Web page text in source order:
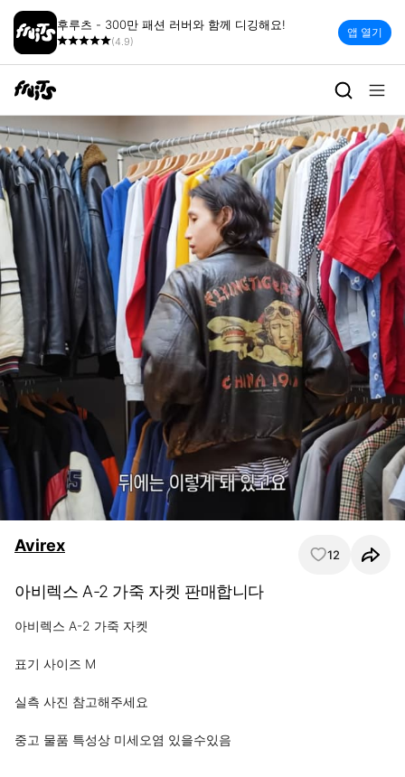
후루츠 - 300만 패션 러버와 함께 디깅해요!
(4.9)
앱 열기
Avirex 12
아비렉스 A-2 가죽 자켓 판매합니다
아비렉스 A-2 가죽 자켓
표기 사이즈 M
실측 사진 참고해주세요
중고 물품 특성상 미세오염 있을수있음